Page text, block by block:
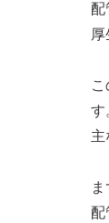
配
す
主
配